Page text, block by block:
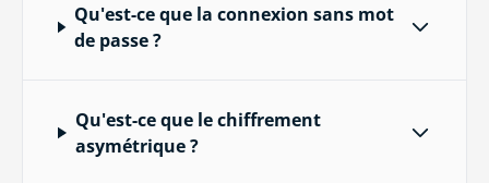
Qu'est-ce que la connexion sans mot
de passe ?
Qu'est-ce que le chiffrement
asymétrique ?